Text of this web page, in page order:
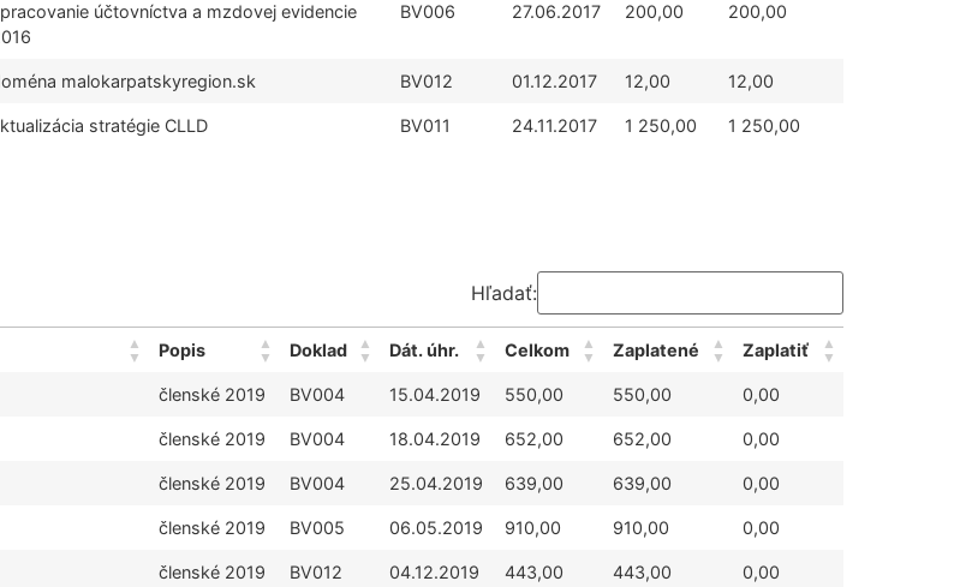
účtovníctva a mzdovej evidencie
BV006 27.06.2017 200,00 200,00
malokarpatskyregion.sk BV012 01.12.2017 12,00 12,00
stratégie CLLD BV011 24.11.2017 1 250,00 1 250,00
Hľadať:
Popis Doklad Dát. úhr. Celkom Zaplatené Zaplatiť
členské 2019 BV004 15.04.2019 550,00 550,00 0,00
členské 2019 BV004 18.04.2019 652,00 652,00 0,00
členské 2019 BV004 25.04.2019 639,00 639,00 0,00
členské 2019 BV005 06.05.2019 910,00 910,00 0,00
členské 2019 BV012 04.12.2019 443,00 443,00 0,00